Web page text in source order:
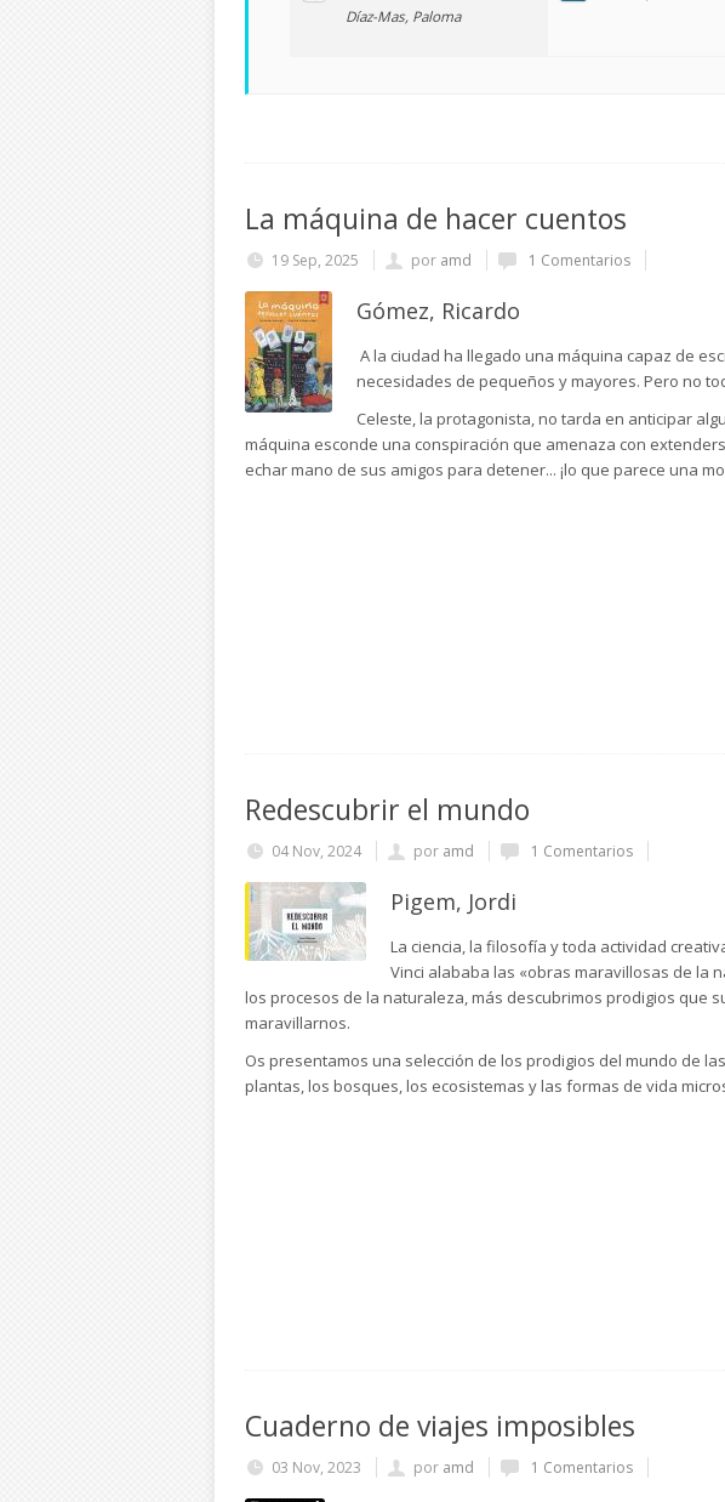
Díaz-Mas, Paloma
La máquina de hacer cuentos
19 Sep, 2025 por amd 1 Comentarios
Gómez, Ricardo
A la ciudad ha llegado una máquina capaz de
necesidades de pequeños y mayores. Pero no
Celeste, la protagonista, no tarda en anticipar
máquina esconde una conspiración que amenaza con
echar mano de sus amigos para detener... ¡lo que parece una
Redescubrir el mundo
04 Nov, 2024 por amd 1 Comentarios
Pigem, Jordi
La ciencia, la filosofía y toda actividad
Vinci alababa las «obras maravillosas de la
los procesos de la naturaleza, más descubrimos prodigios que
maravillarnos.
Os presentamos una selección de los prodigios del mundo de
plantas, los bosques, los ecosistemas y las formas de vida
Cuaderno de viajes imposibles
03 Nov, 2023 por amd 1 Comentarios